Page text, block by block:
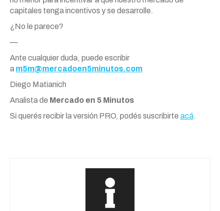
capitales tenga incentivos y se desarrolle.
¿No le parece?
—
Ante cualquier duda, puede escribir
a m5m@mercadoen5minutos.com
Diego Matianich
Analista de Mercado en 5 Minutos
Si querés recibir la versión PRO, podés suscribirte acá.